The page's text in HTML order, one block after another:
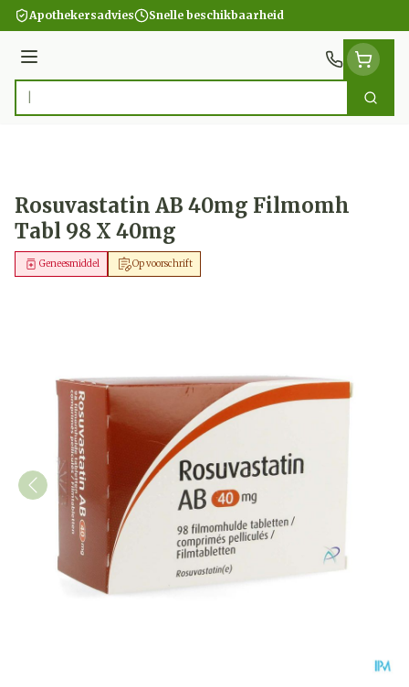
Ga naar de inhoud
Apothekersadvies Snelle beschikbaarheid
Menu
Product, merk, categorie... Zoek
Rosuvastatin AB 40mg Filmomh
Tabl 98 X 40mg
Op voorschrift
Geneesmiddel